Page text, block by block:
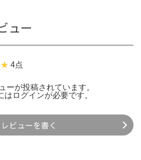
ュー
4点
ーが投稿されています。
は ログインが必要です。
レビューを書く